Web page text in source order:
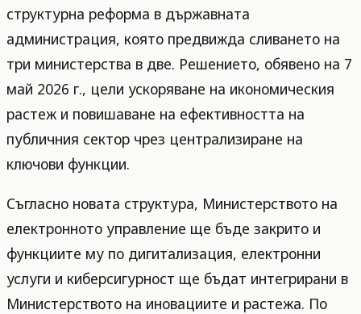
структурна реформа в държавната
администрация, която предвижда сливането на
три министерства в две. Решението, обявено на 7
май 2026 г., цели ускоряване на икономическия
растеж и повишаване на ефективността на
публичния сектор чрез централизиране на
ключови функции.
Съгласно новата структура, Министерството на
електронното управление ще бъде закрито и
функциите му по дигитализация, електронни
услуги и киберсигурност ще бъдат интегрирани в
Министерството на иновациите и растежа. По